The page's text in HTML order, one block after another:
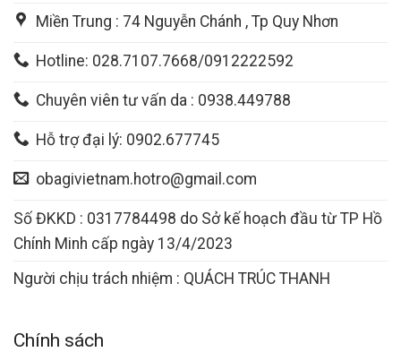
Miền Trung : 74 Nguyễn Chánh , Tp Quy Nhơn
Hotline: 028.7107.7668/0912222592
Chuyên viên tư vấn da : 0938.449788
Hỗ trợ đại lý: 0902.677745
obagivietnam.hotro@gmail.com
Số ĐKKD : 0317784498 do Sở kế hoạch đầu từ TP Hồ
Chính Minh cấp ngày 13/4/2023
Người chịu trách nhiệm : QUÁCH TRÚC THANH
Chính sách